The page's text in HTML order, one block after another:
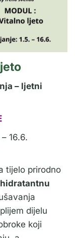
– ljetni
– 16.6.
tijelo prirodno
dijelu
koji